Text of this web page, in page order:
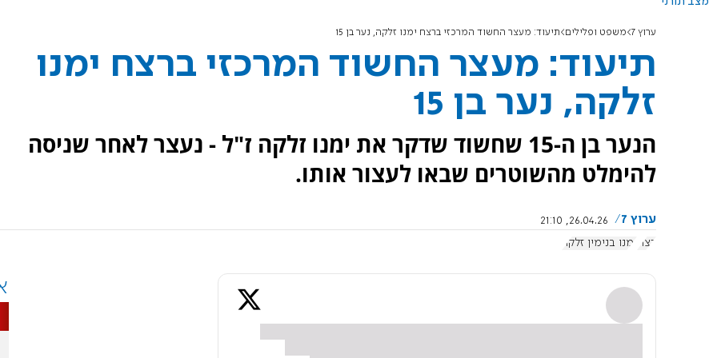
ערוץ 7 משפט ופלילים תיעוד: מעצר החשוד המרכזי ברצח ימנו זלקה, נער בן 15
תיעוד: מעצר החשוד המרכזי ברצח ימנו
זלקה, נער בן 15
הנער בן ה-15 שחשוד שדקר את ימנו זלקה ז"ל - נעצר לאחר שניסה
להימלט מהשוטרים שבאו לעצור אותו.
ערוץ 7
26.04.26, 21:10
רצח
ימנו בנימין זלקה